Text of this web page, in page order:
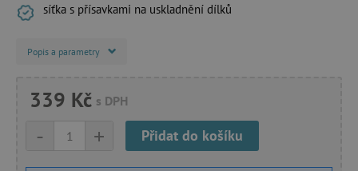
síťka s přísavkami na uskladnění dílků
Popis a parametry
339 Kč s DPH
+
- Přidat do košíku